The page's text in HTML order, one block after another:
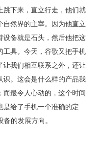
跳下来，直立行走，他们就
然界的主宰。因为他直立
设备就是石头，然后他把这
工具。今天，谷歌又把手机
我们相互联系之外，还让
识。这会是什么样的产品我
最令人心动的，这个时间
是给了手机一个准确的定
的发展方向。